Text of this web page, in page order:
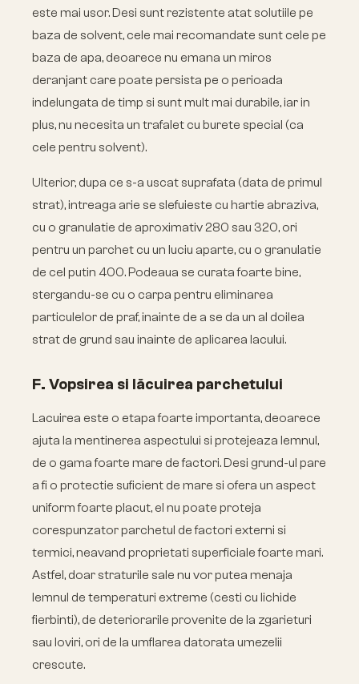
este mai usor. Desi sunt rezistente atat solutiile pe
baza de solvent, cele mai recomandate sunt cele pe
baza de apa, deoarece nu emana un miros
deranjant care poate persista pe o perioada
indelungata de timp si sunt mult mai durabile, iar in
plus, nu necesita un trafalet cu burete special (ca
cele pentru solvent).
Ulterior, dupa ce s-a uscat suprafata (data de primul
strat), intreaga arie se slefuieste cu hartie abraziva,
cu o granulatie de aproximativ 280 sau 320, ori
pentru un parchet cu un luciu aparte, cu o granulatie
de cel putin 400. Podeaua se curata foarte bine,
stergandu-se cu o carpa pentru eliminarea
particulelor de praf, inainte de a se da un al doilea
strat de grund sau inainte de aplicarea lacului.
F. Vopsirea si lăcuirea parchetului
Lacuirea este o etapa foarte importanta, deoarece
ajuta la mentinerea aspectului si protejeaza lemnul,
de o gama foarte mare de factori. Desi grund-ul pare
a fi o protectie suficient de mare si ofera un aspect
uniform foarte placut, el nu poate proteja
corespunzator parchetul de factori externi si
termici, neavand proprietati superficiale foarte mari.
Astfel, doar straturile sale nu vor putea menaja
lemnul de temperaturi extreme (cesti cu lichide
fierbinti), de deteriorarile provenite de la zgarieturi
sau loviri, ori de la umflarea datorata umezelii
crescute.